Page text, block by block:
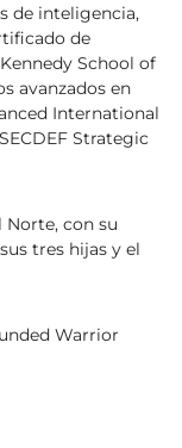
de inteligencia,
de
School of
avanzados en
International
Strategic
con su
tres hijas y el
Warrior